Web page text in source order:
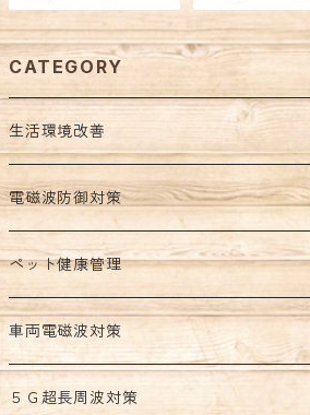
CATEGORY
生活環境改善
５Ｇ電磁波防御グッズ
電磁波過敏対策
電磁波攻撃対策
電磁波防御対策
不眠改善
ペット健康管理
波動環境改善
室内環境改善
車両電磁波対策
５Ｇ超長周波対策